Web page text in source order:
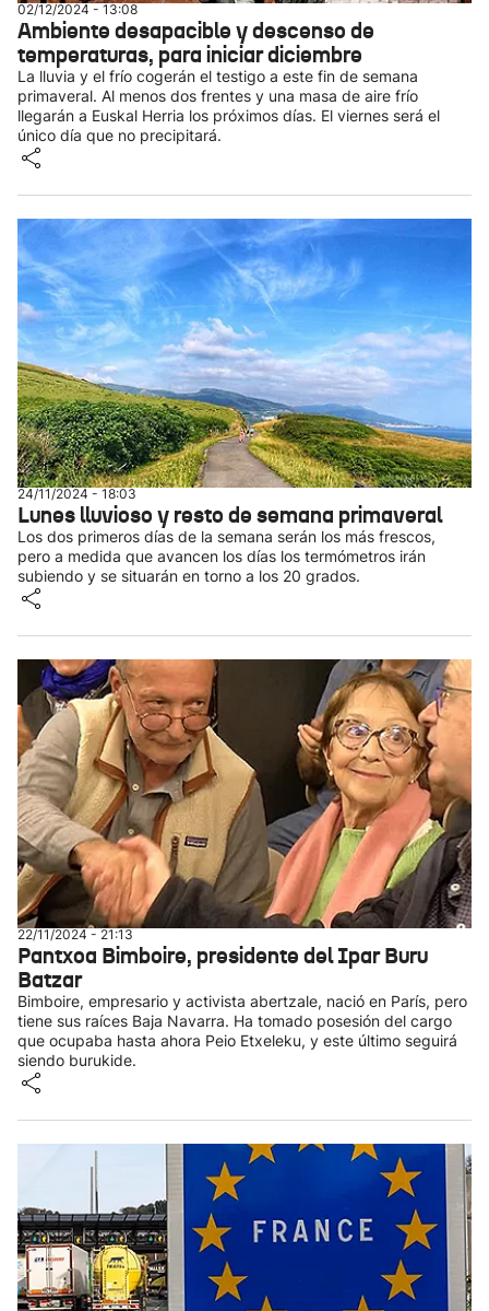
02/12/2024 - 13:08
Ambiente desapacible y descenso de
temperaturas, para iniciar diciembre
La lluvia y el frío cogerán el testigo a este fin de semana
primaveral. Al menos dos frentes y una masa de aire frío
llegarán a Euskal Herria los próximos días. El viernes será el
único día que no precipitará.
24/11/2024 - 18:03
Lunes lluvioso y resto de semana primaveral
Los dos primeros días de la semana serán los más frescos,
pero a medida que avancen los días los termómetros irán
subiendo y se situarán en torno a los 20 grados.
22/11/2024 - 21:13
Pantxoa Bimboire, presidente del Ipar Buru
Batzar
Bimboire, empresario y activista abertzale, nació en París, pero
tiene sus raíces Baja Navarra. Ha tomado posesión del cargo
que ocupaba hasta ahora Peio Etxeleku, y este último seguirá
siendo burukide.